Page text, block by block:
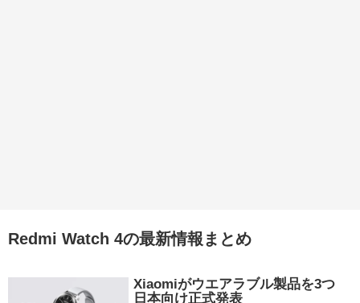
Redmi Watch 4の最新情報まとめ
Xiaomiがウエアラブル製品を3つ
日本向け正式発表